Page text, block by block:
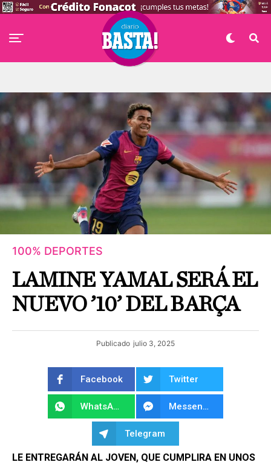
100% DEPORTES
LAMINE YAMAL SERÁ EL
NUEVO ’10’ DEL BARÇA
Publicado julio 3, 2025
Facebook Twitter
WhatsApp Messenger
Telegram
LE ENTREGARÁN AL JOVEN, QUE CUMPLIRA EN UNOS